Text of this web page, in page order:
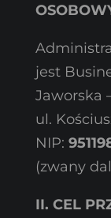
jest
Jaworska
ul.
NIP:
(zwany
II. CEL